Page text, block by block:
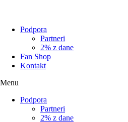
Podpora
Partneri
2% z dane
Fan Shop
Kontakt
Menu
Podpora
Partneri
2% z dane